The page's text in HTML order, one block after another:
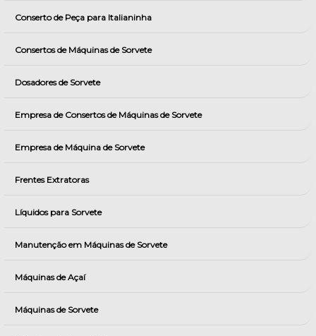
Conserto de Peça para Italianinha
Consertos de Máquinas de Sorvete
Dosadores de Sorvete
Empresa de Consertos de Máquinas de Sorvete
Empresa de Máquina de Sorvete
Frentes Extratoras
Líquidos para Sorvete
Manutenção em Máquinas de Sorvete
Máquinas de Açaí
Máquinas de Sorvete